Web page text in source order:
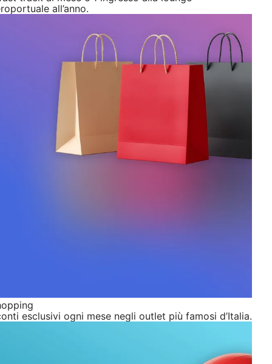
all’anno.
esclusivi ogni mese negli outlet più famosi d’Italia.